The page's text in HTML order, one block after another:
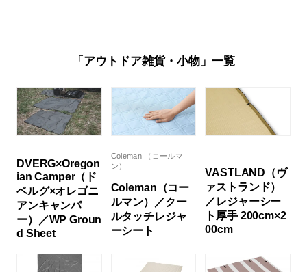
「アウトドア雑貨・小物」一覧
DVERG×Oregon
ian Camper（ド
ベルグ×オレゴニ
アンキャンパ
ー）／WP Groun
d Sheet
Coleman （コールマ
ン）
Coleman（コー
ルマン）／クー
ルタッチレジャ
ーシート
VASTLAND（ヴ
ァストランド）
／レジャーシー
ト厚手 200cm×2
00cm